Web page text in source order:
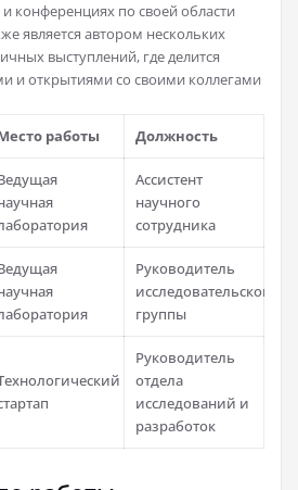
конференциях по своей области
является автором нескольких
выступлений, где делится
и открытиями со своими коллегами
работы Должность
Ассистент
научного
сотрудника
Руководитель
исследовательской
группы
Руководитель
отдела
исследований и
разработок